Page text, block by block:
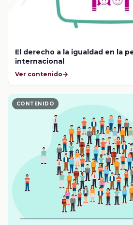
El derecho a la igualdad en la
internacional
Ver contenido
CONTENIDO